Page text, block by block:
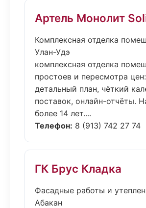
Артель Монолит
Комплексная отделка
Улан-Удэ
комплексная отделка
простоев и пересмотра цен:
детальный план, чёткий
поставок, онлайн-отчёты.
более 14 лет....
Телефон: 8 (913) 742 27 74
ГК Брус Кладка
Фасадные работы и
Абакан